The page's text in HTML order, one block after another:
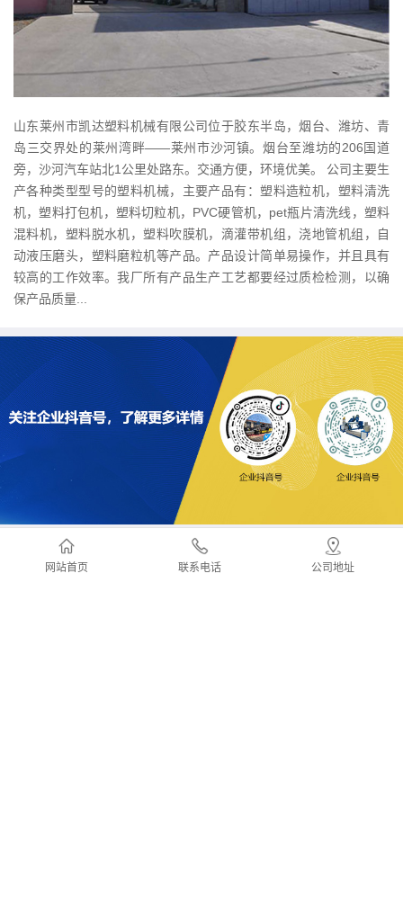
山东莱州市凯达塑料机械有限公司位于胶东半岛，烟台、潍坊、青
岛三交界处的莱州湾畔——莱州市沙河镇。烟台至潍坊的206国道
旁，沙河汽车站北1公里处路东。交通方便，环境优美。 公司主要生
产各种类型型号的塑料机械，主要产品有：塑料造粒机，塑料清洗
机，塑料打包机，塑料切粒机，PVC硬管机，pet瓶片清洗线，塑料
混料机，塑料脱水机，塑料吹膜机，滴灌带机组，浇地管机组，自
动液压磨头，塑料磨粒机等产品。产品设计简单易操作，并且具有
较高的工作效率。我厂所有产品生产工艺都要经过质检检测，以确
保产品质量...
新闻资讯
网站首页 联系电话 公司地址